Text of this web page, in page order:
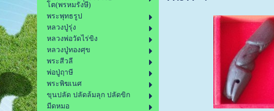
โต(พรหมรังษี)
พระพุทธรูป
หลวงปู่รุ่ง
หลวงพ่อวัดไร่ขิง
หลวงปู่ทองศุข
พระสีวลี
พ่อปู่ฤาษี
พระพิฆเนศ
ขุนปลัด ปลัดล้มลุก ปลัดขิก
มีดหมอ